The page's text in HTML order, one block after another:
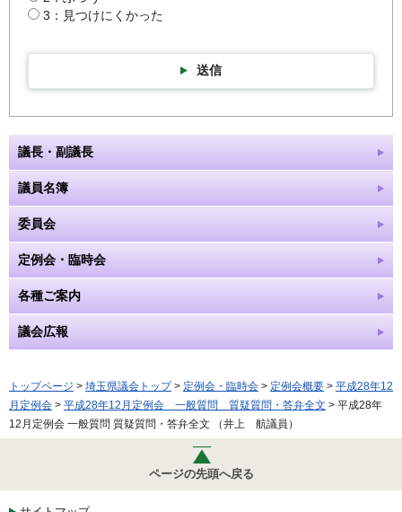
3：見つけにくかった
送信
議長・副議長
議員名簿
委員会
定例会・臨時会
各種ご案内
議会広報
トップページ > 埼玉県議会トップ> 定例会・臨時会 > 定例会概要 > 平成28年12
月定例会 > 平成28年12月定例会 一般質問 質疑質問・答弁全文 > 平成28年
12月定例会 一般質問 質疑質問・答弁全文 （井上 航議員）
ページの先頭へ戻る